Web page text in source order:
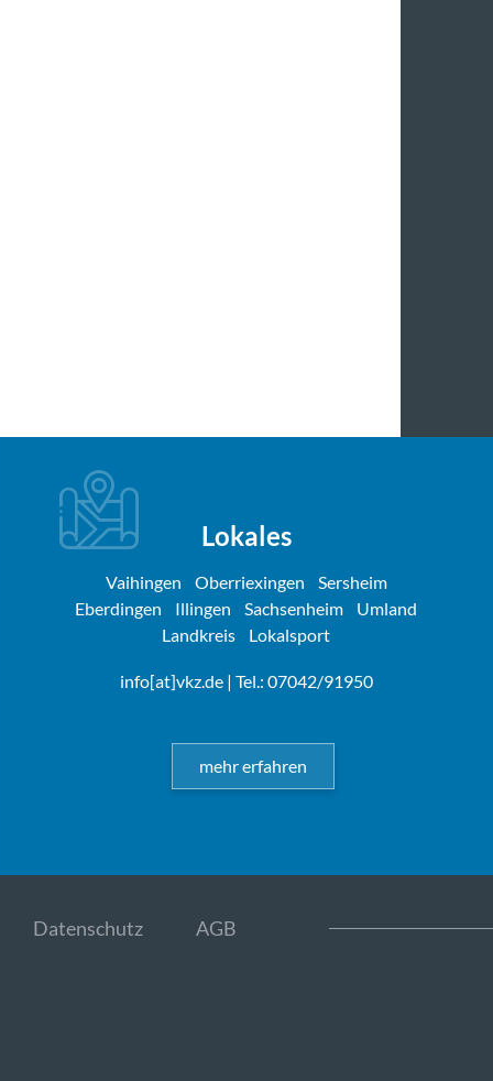
Lokales
Vaihingen Oberriexingen
Sersheim
Eberdingen
Illingen Sachsenheim
Umland
Landkreis
Lokalsport
info[at]vkz.de| Tel.: 07042/91950
mehr erfahren
Datenschutz AGB